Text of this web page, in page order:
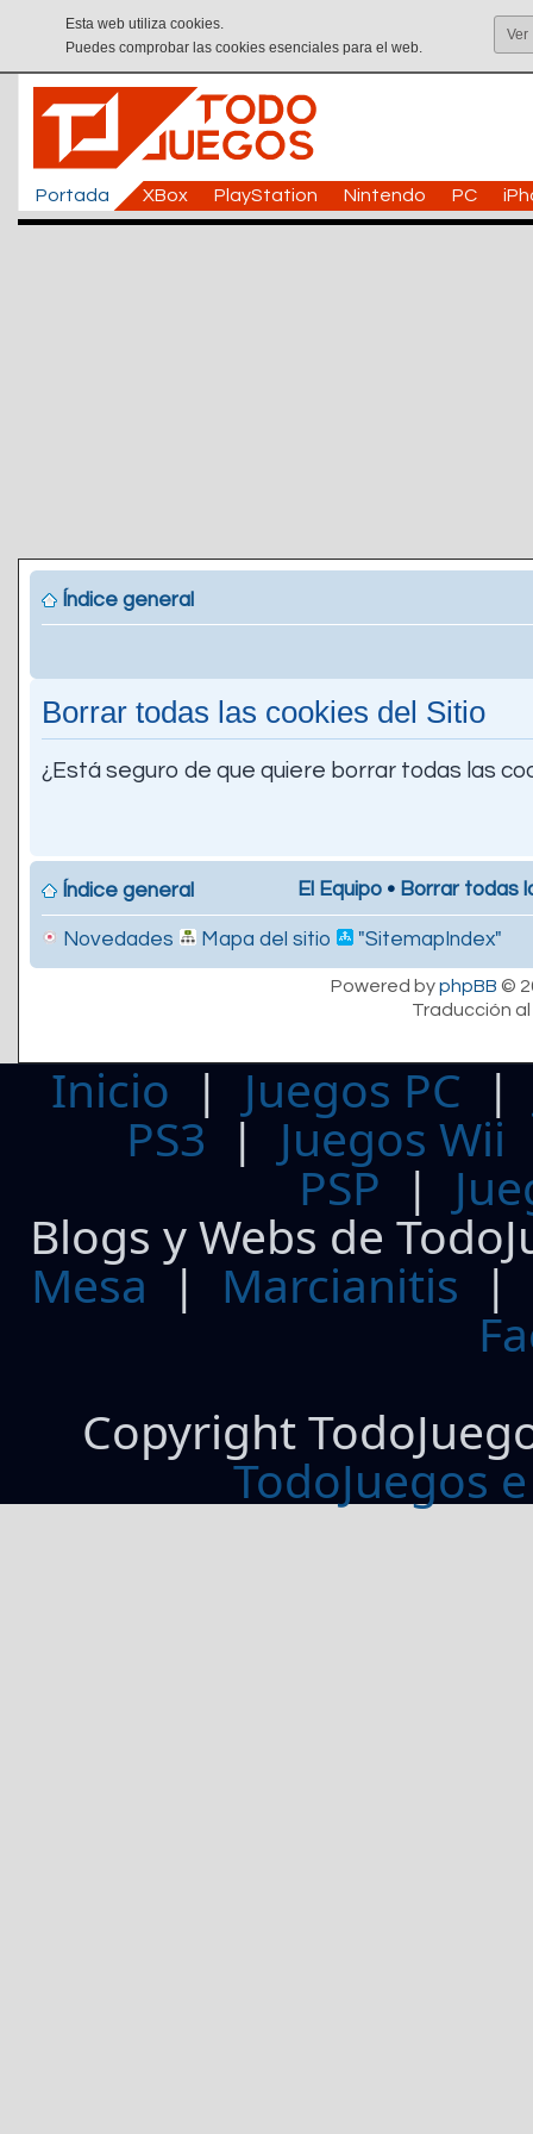
Esta web utiliza cookies.
Puedes comprobar las cookies esenciales para el web.
Ver
Portada XBox PlayStation Nintendo PC
Índice general
Borrar todas las cookies del Sitio
¿Está seguro de que quiere borrar todas las
Índice general El Equipo • Borrar todas
Novedades Mapa del sitio "SitemapIndex"
Powered byphpBB ©
Traducción
Inicio | Juegos PC
PS3| Juegos Wii
PSP |
Blogs y Webs de
Mesa | Marcianitis |
Copyright
TodoJuegos